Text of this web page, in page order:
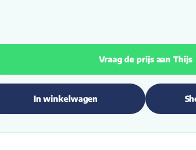
Vraag de prijs aan Thijs
In winkelwagen